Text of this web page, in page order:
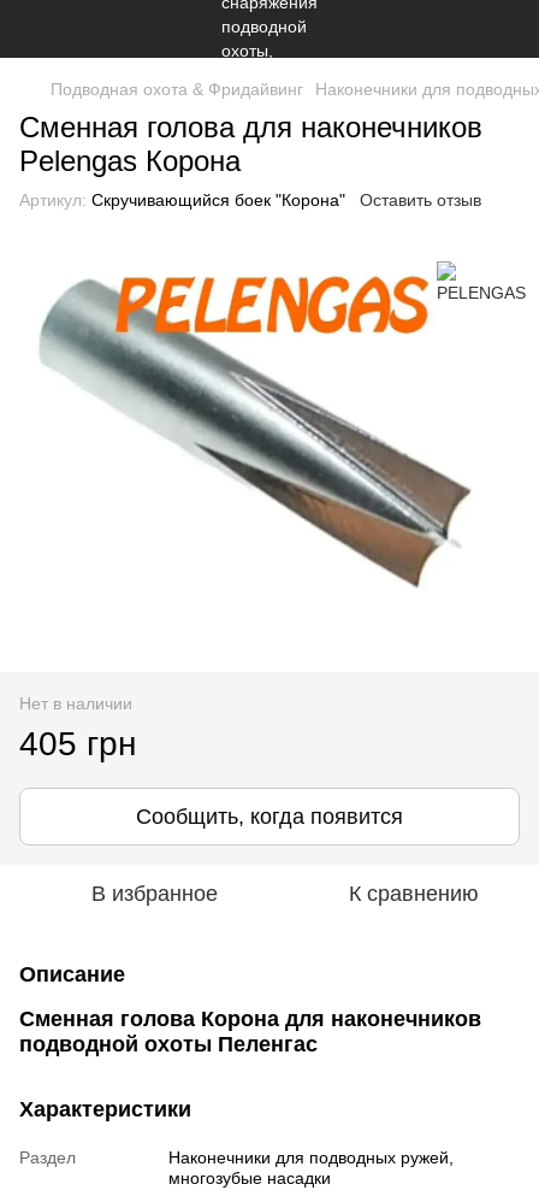
Подводная охота & Фридайвинг Наконечники для
Сменная голова для наконечников
Pelengas Корона
Артикул: Скручивающийся боек "Корона" Оставить отзыв
Нет в наличии
405 грн
Сообщить, когда появится
В избранное К сравнению
Описание
Сменная голова Корона для наконечников
подводной охоты Пеленгас
Характеристики
Раздел
Наконечники для подводных ружей,
многозубые насадки